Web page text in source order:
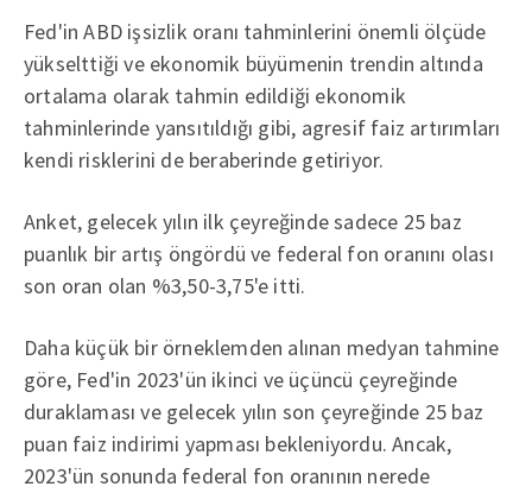
Fed'in ABD işsizlik oranı tahminlerini önemli ölçüde
yükselttiği ve ekonomik büyümenin trendin altında
ortalama olarak tahmin edildiği ekonomik
tahminlerinde yansıtıldığı gibi, agresif faiz artırımları
kendi risklerini de beraberinde getiriyor.
Anket, gelecek yılın ilk çeyreğinde sadece 25 baz
puanlık bir artış öngördü ve federal fon oranını olası
son oran olan %3,50-3,75'e itti.
Daha küçük bir örneklemden alınan medyan tahmine
göre, Fed'in 2023'ün ikinci ve üçüncü çeyreğinde
duraklaması ve gelecek yılın son çeyreğinde 25 baz
puan faiz indirimi yapması bekleniyordu. Ancak,
2023'ün sonunda federal fon oranının nerede